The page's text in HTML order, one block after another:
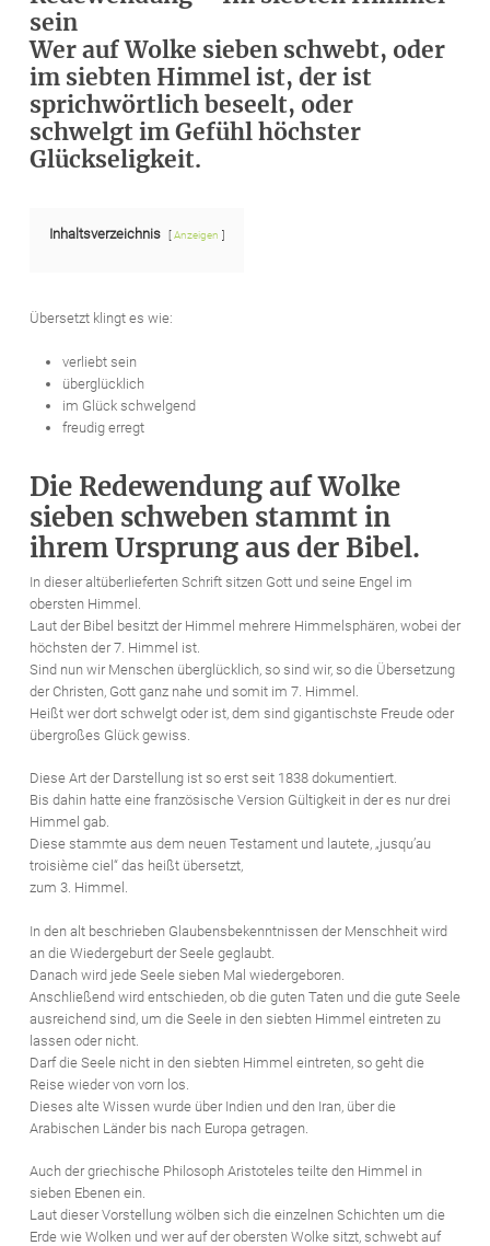
sein
Wer auf Wolke sieben schwebt, oder
im siebten Himmel ist, der ist
sprichwörtlich beseelt, oder
schwelgt im Gefühl höchster
Glückseligkeit.
Inhaltsverzeichnis Anzeigen
Übersetzt klingt es wie:
verliebt sein
überglücklich
im Glück schwelgend
freudig erregt
Die Redewendung auf Wolke
sieben schweben stammt in
ihrem Ursprung aus der Bibel.
In dieser altüberlieferten Schrift sitzen Gott und seine Engel im
obersten Himmel.
Laut der Bibel besitzt der Himmel mehrere Himmelsphären, wobei der
höchsten der 7. Himmel ist.
Sind nun wir Menschen überglücklich, so sind wir, so die Übersetzung
der Christen, Gott ganz nahe und somit im 7. Himmel.
Heißt wer dort schwelgt oder ist, dem sind gigantischste Freude oder
übergroßes Glück gewiss.
Diese Art der Darstellung ist so erst seit 1838 dokumentiert.
Bis dahin hatte eine französische Version Gültigkeit in der es nur drei
Himmel gab.
Diese stammte aus dem neuen Testament und lautete, „jusqu’au
troisième ciel“ das heißt übersetzt,
zum 3. Himmel.
In den alt beschrieben Glaubensbekenntnissen der Menschheit wird
an die Wiedergeburt der Seele geglaubt.
Danach wird jede Seele sieben Mal wiedergeboren.
Anschließend wird entschieden, ob die guten Taten und die gute Seele
ausreichend sind, um die Seele in den siebten Himmel eintreten zu
lassen oder nicht.
Darf die Seele nicht in den siebten Himmel eintreten, so geht die
Reise wieder von vorn los.
Dieses alte Wissen wurde über Indien und den Iran, über die
Arabischen Länder bis nach Europa getragen.
Auch der griechische Philosoph Aristoteles teilte den Himmel in
sieben Ebenen ein.
Laut dieser Vorstellung wölben sich die einzelnen Schichten um die
Erde wie Wolken und wer auf der obersten Wolke sitzt, schwebt auf